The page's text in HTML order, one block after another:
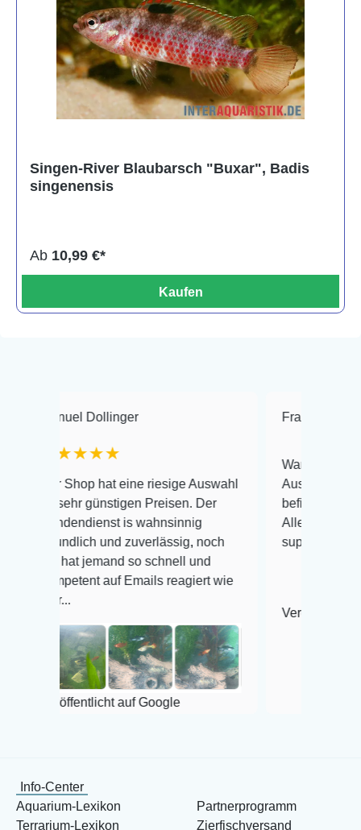
Singen-River Blaubarsch "Buxar", Badis
singenensis
Ab 10,99 €*
Kaufen
hat eine riesige Auswahl
günstigen Preisen. Der
is wahnsinnig
und zuverlässig, noch
jemand so schnell und
auf Emails reagiert wie
auf Google
Frank Hackmayer
Warenanlieferung Top und
Auswahl plus
befinden der Fische
Alles ist quick lebendig
super Zustand. Gerne
Veröffentlicht auf Google
Info-Center
Aquarium-Lexikon
Terrarium-Lexikon
Partnerprogramm
Zierfischversand